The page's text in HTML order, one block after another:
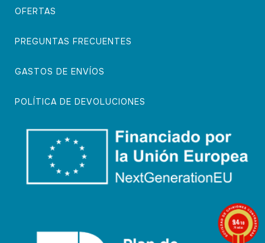
OFERTAS
PREGUNTAS FRECUENTES
GASTOS DE ENVÍOS
POLÍTICA DE DEVOLUCIONES
9.4/10
74 notas